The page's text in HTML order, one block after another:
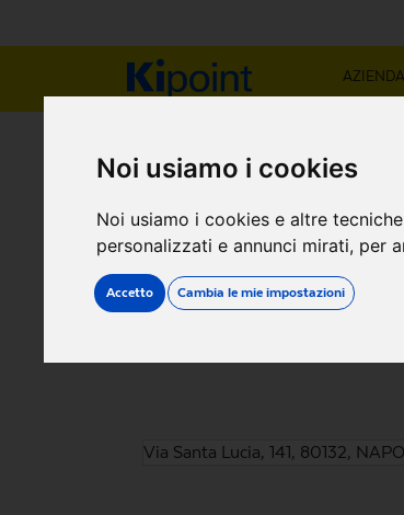
Noi usiamo i cookies
Noi usiamo i cookies e altre
personalizzati e annunci mirati, per
Accetto Cambia le mie impostazioni
AZIENDA
NEGOZIO
Via Santa Lucia,
Via Santa Lucia, 141, 80132,